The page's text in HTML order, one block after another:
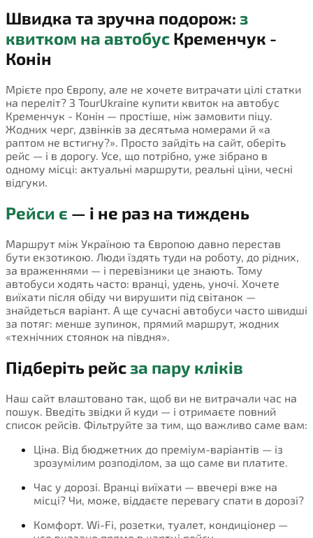
Швидка та зручна подорож: з
квитком на автобус Кременчук -
Конін
Мрієте про Європу, але не хочете витрачати цілі статки
на переліт? З TourUkraine купити квиток на автобус
Кременчук - Конін — простіше, ніж замовити піцу.
Жодних черг, дзвінків за десятьма номерами й «а
раптом не встигну?». Просто зайдіть на сайт, оберіть
рейс — і в дорогу. Усе, що потрібно, уже зібрано в
одному місці: актуальні маршрути, реальні ціни, чесні
відгуки.
Рейси є — і не раз на тиждень
Маршрут між Україною та Європою давно перестав
бути екзотикою. Люди їздять туди на роботу, до рідних,
за враженнями — і перевізники це знають. Тому
автобуси ходять часто: вранці, удень, уночі. Хочете
виїхати після обіду чи вирушити під світанок —
знайдеться варіант. А ще сучасні автобуси часто швидші
за потяг: менше зупинок, прямий маршрут, жодних
«технічних стоянок на півдня».
Підберіть рейсза пару кліків
Наш сайт влаштовано так, щоб ви не витрачали час на
пошук. Введіть звідки й куди — і отримаєте повний
список рейсів. Фільтруйте за тим, що важливо саме вам:
Ціна. Від бюджетних до преміум-варіантів — із
зрозумілим розподілом, за що саме ви платите.
Час у дорозі. Вранці виїхати — ввечері вже на
місці? Чи, може, віддаєте перевагу спати в дорозі?
Комфорт. Wi-Fi, розетки, туалет, кондиціонер —